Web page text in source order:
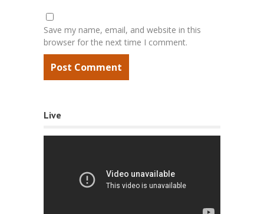
Save my name, email, and website in this
browser for the next time I comment.
Live